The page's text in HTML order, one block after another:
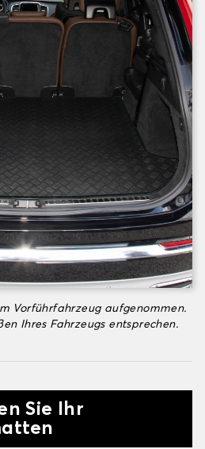
Vorführfahrzeug aufgenommen.
Ihres Fahrzeugs entsprechen.
Sie Ihr